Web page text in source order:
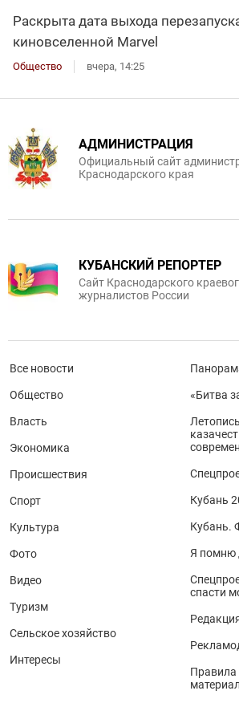
Раскрыта дата выхода
киновселенной Marvel
Общество вчера, 14:25
АДМИНИСТРАЦИЯ
Официальный сайт
Краснодарского края
КУБАНСКИЙ РЕПОРТЕР
Сайт Краснодарского
журналистов России
Все новости
Общество
Власть
Экономика
Происшествия
Спорт
Культура
Фото
Видео
Туризм
Сельское хозяйство
Интересы
«Битва
Кубань
Кубань.
Я помню
спасти
Правила